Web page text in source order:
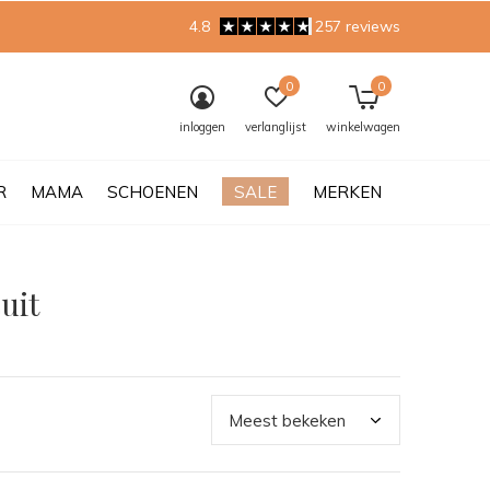
MAMA SCHOENEN SALE MERKEN
inloggen verlanglijst
0
winkelwagen
0
4.8 257 reviews